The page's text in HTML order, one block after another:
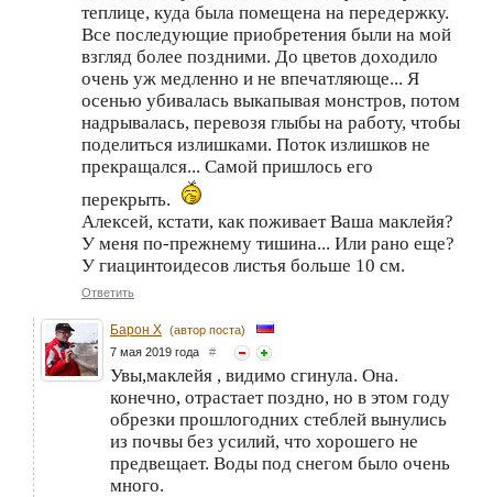
теплице, куда была помещена на передержку.
Все последующие приобретения были на мой
взгляд более поздними. До цветов доходило
очень уж медленно и не впечатляюще... Я
осенью убивалась выкапывая монстров, потом
надрывалась, перевозя глыбы на работу, чтобы
поделиться излишками. Поток излишков не
прекращался... Самой пришлось его
перекрыть.
Алексей, кстати, как поживает Ваша маклейя?
У меня по-прежнему тишина... Или рано еще?
У гиацинтоидесов листья больше 10 см.
Ответить
Барон Х (автор поста)
7 мая 2019 года #
Увы,маклейя , видимо сгинула. Она.
конечно, отрастает поздно, но в этом году
обрезки прошлогодних стеблей вынулись
из почвы без усилий, что хорошего не
предвещает. Воды под снегом было очень
много.